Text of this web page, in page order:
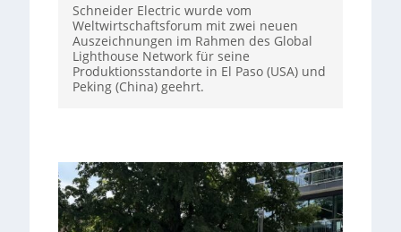
Schneider Electric wurde vom
Weltwirtschaftsforum mit zwei neuen
Auszeichnungen im Rahmen des Global
Lighthouse Network für seine
Produktionsstandorte in El Paso (USA) und
Peking (China) geehrt.